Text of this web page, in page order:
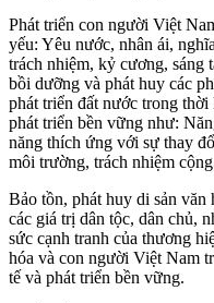
Phát triển con người Việt
yếu: Yêu nước, nhân ái,
trách nhiệm, kỷ cương, sáng
bồi dưỡng và phát huy các
phát triển đất nước trong
phát triển bền vững như:
năng thích ứng với sự thay
môi trường, trách nhiệm
Bảo tồn, phát huy di sản văn
các giá trị dân tộc, dân chủ,
sức cạnh tranh của thương
hóa và con người Việt Nam
tế và phát triển bền vững.